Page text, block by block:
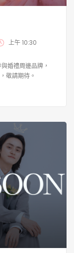
上午 10:30
婚禮周邊品牌，
敬請期待。